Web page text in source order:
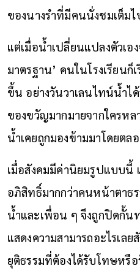
ของนางรำที่มีคนนั่งชมเต็ม
แต่เมื่อน้ำเปลี่ยนแปลงตัวเอ
มาตรฐาน’ คนในโรงเรียน
ขึ้น อย่างวันวาเลนไทน์น้ำไ
ของขวัญมากมายจากใครห
น้ำเคยถูกมองข้ามมาโดยตล
เมื่อสังคมมีค่านิยมรูปแบบนี้
อภิสิทธิ์มากกว่าคนหน้าตาธ
น้ำและเพื่อน ๆ จึงถูกปิดกั้น
แสดงความสามารถอะไรเล
ยุติธรรมที่ต้องได้รับโทษหรื